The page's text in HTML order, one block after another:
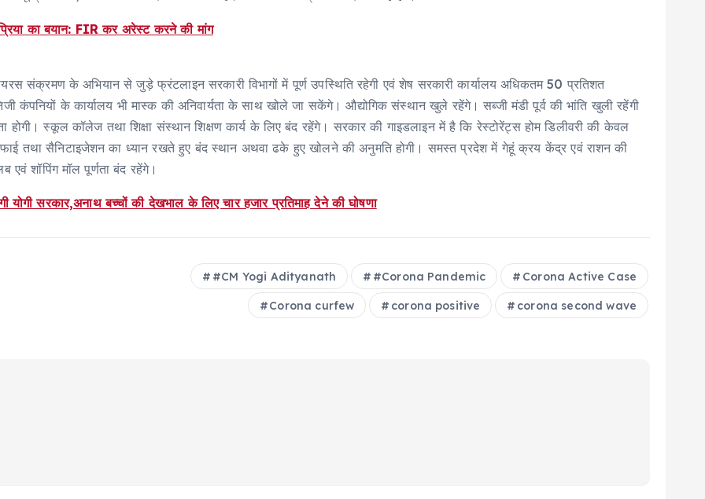
का बयान: FIR कर अरेस्ट करने की मांग
संक्रमण के अभियान से जुड़े फ्रंटलाइन सरकारी विभागों में पूर्ण उपस्थिति रहेगी एवं शेष सरकारी कार्यालय अधिकतम 50 प्रतिशत
कंपनियों के कार्यालय भी मास्क की अनिवार्यता के साथ खोले जा सकेंगे। औद्योगिक संस्थान खुले रहेंगे। सब्जी मंडी पूर्व की भांति खुली रहेंगी
स्कूल कॉलेज तथा शिक्षा संस्थान शिक्षण कार्य के लिए बंद रहेंगे। सरकार की गाइडलाइन में है कि रेस्टोरेंट्स होम डिलीवरी की केवल
तथा सैनिटाइजेशन का ध्यान रखते हुए बंद स्थान अथवा ढके हुए खोलने की अनुमति होगी। समस्त प्रदेश में गेहूं क्रय केंद्र एवं राशन की
शॉपिंग मॉल पूर्णता बंद रहेंगे।
योगी सरकार,अनाथ बच्चों की देखभाल के लिए चार हजार प्रतिमाह देने की घोषणा
#CM Yogi Adityanath #Corona Pandemic Corona Active Case
Corona curfew corona positive corona second wave